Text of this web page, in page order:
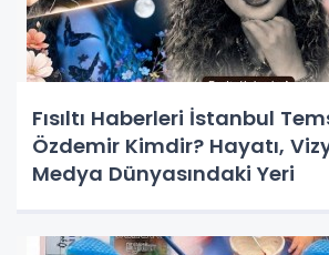
Fısıltı Haberleri İstanbul
Özdemir Kimdir? Hayatı,
Medya Dünyasındaki Yeri